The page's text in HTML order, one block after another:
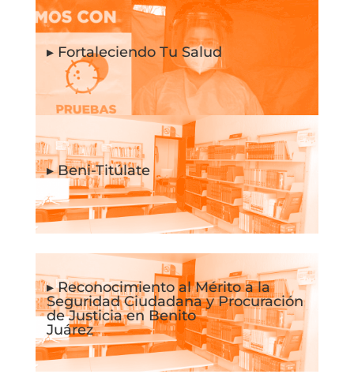
▸ Fortaleciendo Tu Salud
▸ Beni-Titúlate
▸ Reconocimiento al Mérito a la
Seguridad Ciudadana y Procuración
de Justicia en Benito
Juárez